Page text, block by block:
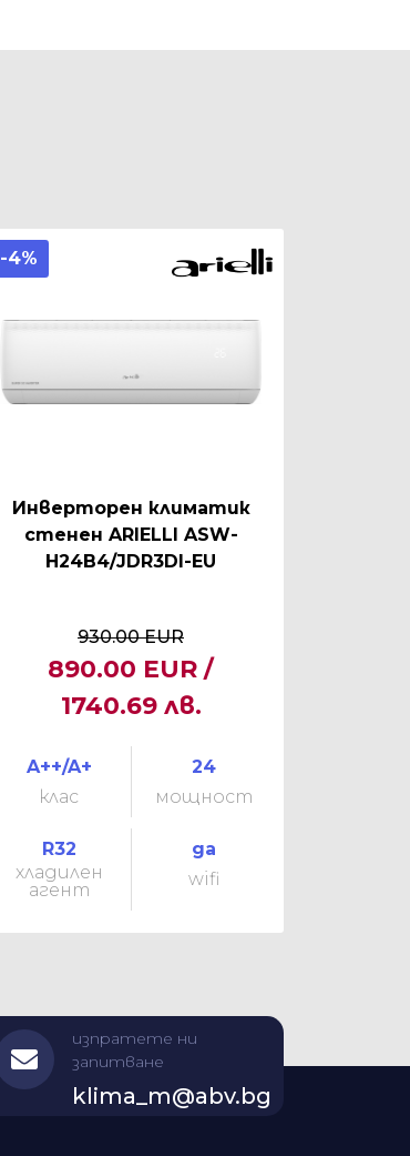
-4%
Инверторен климатик
стенен ARIELLI ASW-
H24B4/JDR3DI-EU
930.00 EUR
890.00 EUR /
1740.69 лв.
A++/A+
клас
24
мощност
R32
хладилен
агент
да
wifi
изпратете ни
запитване
klima_m@abv.bg